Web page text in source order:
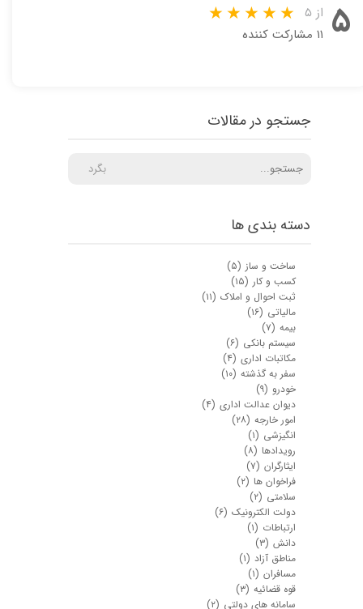
۵ از ۵
۱۱ مشارکت کننده
دسته بندی ها
ساخت و ساز (۵)
کسب و کار (۱۵)
ثبت احوال و املاک (۱۱)
مالیاتی (۱۶)
بیمه (۷)
سیستم بانکی (۶)
مکاتبات اداری (۴)
سفر به گذشته (۱۰)
خودرو (۹)
دیوان عدالت اداری (۴)
امور خارجه (۲۸)
انگیزشی (۱)
رویدادها (۸)
ایثارگران (۷)
فراخوان ها (۲)
سلامتی (۲)
دولت الکترونیک (۶)
ارتباطات (۱)
دانش (۳)
مناطق آزاد (۱)
مسافران (۱)
قوه قضائیه (۳)
سامانه های دولتی (۲)
جستجو در مقالات
بگرد